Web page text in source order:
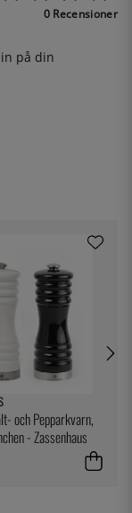
0 Recensioner
på din
och Pepparkvarn,
- Zassenhaus